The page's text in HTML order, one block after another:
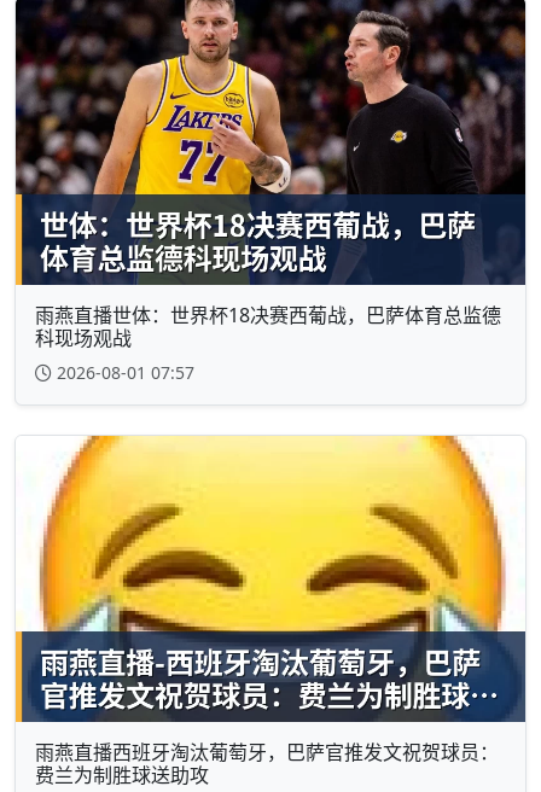
雨燕直播世体：世界杯18决赛西葡战，巴萨体育总监德
科现场观战
2026-08-01 07:57
雨燕直播西班牙淘汰葡萄牙，巴萨官推发文祝贺球员：
费兰为制胜球送助攻